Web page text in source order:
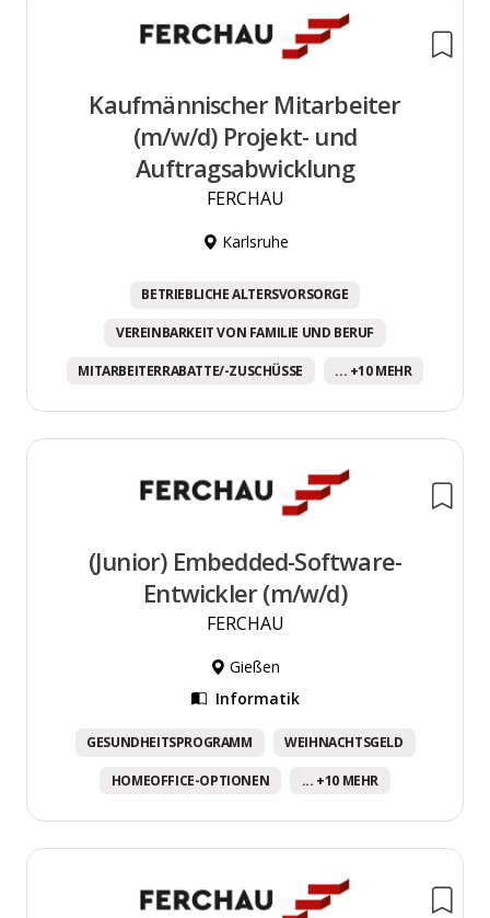
Kaufmännischer Mitarbeiter
(m/w/d) Projekt- und
Auftragsabwicklung
FERCHAU
Karlsruhe
BETRIEBLICHE ALTERSVORSORGE
VEREINBARKEIT VON FAMILIE UND BERUF
MITARBEITERRABATTE/-ZUSCHÜSSE ... +10 MEHR
(Junior) Embedded-Software-
Entwickler (m/w/d)
FERCHAU
Gießen
Informatik
GESUNDHEITSPROGRAMM WEIHNACHTSGELD
HOMEOFFICE-OPTIONEN ... +10 MEHR